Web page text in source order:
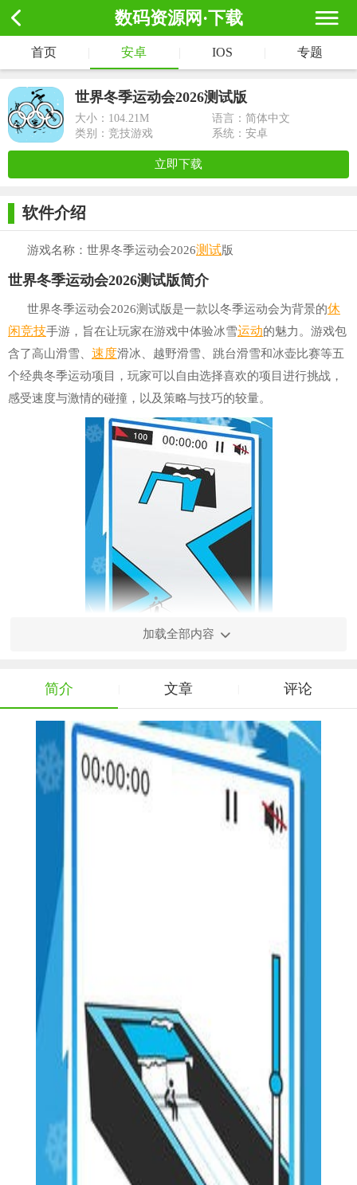
数码资源网·下载
首页 安卓 IOS 专题
世界冬季运动会2026测试版
大小： 104.21M
语言：简体中文
类别：竞技游戏
系统：安卓
立即下载
软件介绍
游戏名称：世界冬季运动会2026测试版
世界冬季运动会2026测试版简介
世界冬季运动会2026测试版是一款以冬季运动会为背景的休
闲竞技手游，旨在让玩家在游戏中体验冰雪运动的魅力。游戏包
含了高山滑雪、 速度滑冰、越野滑雪、跳台滑雪和冰壶比赛等五
个经典冬季运动项目，玩家可以自由选择喜欢的项目进行挑战，
感受速度与激情的碰撞，以及策略与技巧的较量。
世界冬季运动会2026测试版亮点
1. 真实模拟：游戏高度还原了冬季运动会的真实场景和比赛
规则，让玩家仿佛置身于真实的比赛现场。
2. 丰富项目：提供了五个不同的冬季运动项目，每个项目都
3. 自由挑战：玩家可以自由选择单人挑战或多人对战模式，
与全球玩家一较高下，争夺荣誉。
世界冬季运动会2026测试版玩法
1. 项目选择：玩家进入游戏后，首先选择自己喜欢的冬季运
动项目进行挑战。
2. 技巧操作：根据所选项目的不同，玩家需要通过点击屏
幕、滑动屏幕等方式进行技巧操作，如跳跃、转弯、加速等。
3. 策略制定：在多人对战模式中，玩家需要制定合理的策
略，如选择合适的时机加速、避开障碍物等，以赢得比赛。
4. 积分排名：每场比赛结束后，根据玩家的表现给予相应的
加载全部内容
简介 文章 评论